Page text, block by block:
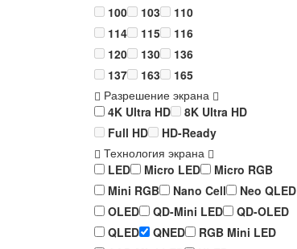
100
103
110
114
115
116
120
130
136
137
163
165
Разрешение экрана
4K Ultra HD
8K Ultra HD
Full HD
HD-Ready
Технология экрана
LED
Micro LED
Micro RGB
Mini RGB
Nano Cell
Neo QLED
OLED
QD-Mini LED
QD-OLED
QLED
QNED
RGB Mini LED